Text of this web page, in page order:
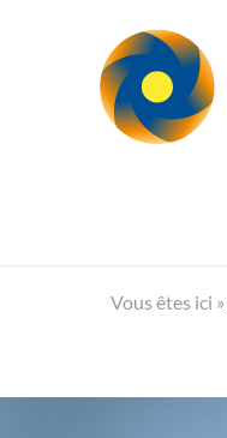
Vous êtes ici »